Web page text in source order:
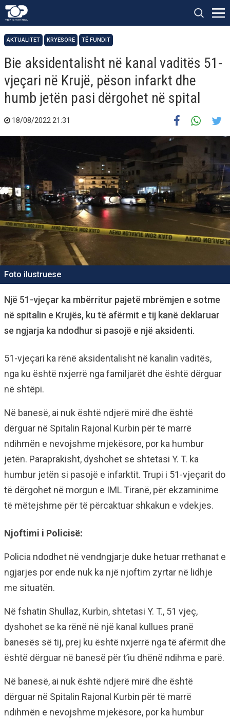
AKTUALITET KRYESORE TË FUNDIT
Bie aksidentalisht në kanal vaditës 51-
vjeçari në Krujë, pëson infarkt dhe
humb jetën pasi dërgohet në spital
18/08/2022 21:31
Foto ilustruese
Një 51-vjeçar ka mbërritur pajetë mbrëmjen e sotme
në spitalin e Krujës, ku të afërmit e tij kanë deklaruar
se ngjarja ka ndodhur si pasojë e një aksidenti.
51-vjeçari ka rënë aksidentalisht në kanalin vaditës,
nga ku është nxjerrë nga familjarët dhe është dërguar
në shtëpi.
Në banesë, ai nuk është ndjerë mirë dhe është
dërguar në Spitalin Rajonal Kurbin për të marrë
ndihmën e nevojshme mjekësore, por ka humbur
jetën. Paraprakisht, dyshohet se shtetasi Y. T. ka
humbur jetën si pasojë e infarktit. Trupi i 51-vjeçarit do
të dërgohet në morgun e IML Tiranë, për ekzaminime
të mëtejshme për të përcaktuar shkakun e vdekjes.
Njoftimi i Policisë:
Policia ndodhet në vendngjarje duke hetuar rrethanat e
ngjarjes por ende nuk ka një njoftim zyrtar në lidhje
me situatën.
Në fshatin Shullaz, Kurbin, shtetasi Y. T., 51 vjeç,
dyshohet se ka rënë në një kanal kullues pranë
banesës së tij, prej ku është nxjerrë nga të afërmit dhe
është dërguar në banesë për t’iu dhënë ndihma e parë.
Në banesë, ai nuk është ndjerë mirë dhe është
dërguar në Spitalin Rajonal Kurbin për të marrë
ndihmën e nevojshme mjekësore, por ka humbur